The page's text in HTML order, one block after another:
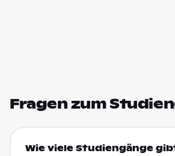
Fragen zum
Wie viele Studiengänge